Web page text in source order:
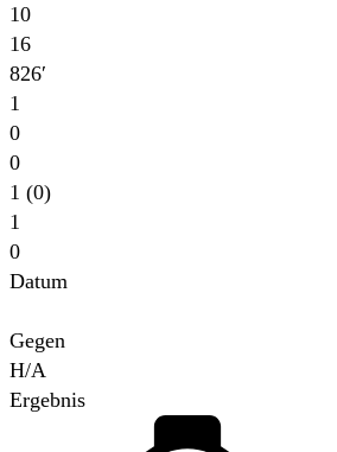
10
16
826′
1
0
0
1 (0)
1
0
Datum
Gegen
H/A
Ergebnis